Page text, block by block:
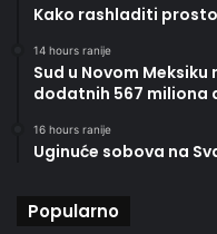
Kako rashladiti
14 hours ranije
Sud u Novom
dodatnih 567 miliona
16 hours ranije
Uginuće sobova na
Popularno